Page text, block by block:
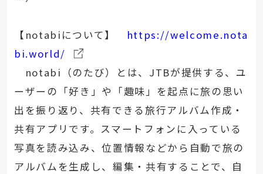
【notabiについて】 https://welcome.nota
bi.world/
notabi（のたび）とは、JTBが提供する、ユ
ーザーの「好き」や「趣味」を起点に旅の思い
出を振り返り、共有できる旅行アルバム作成・
共有アプリです。スマートフォンに入っている
写真を読み込み、位置情報などから自動で旅の
アルバムを生成し、編集・共有することで、自